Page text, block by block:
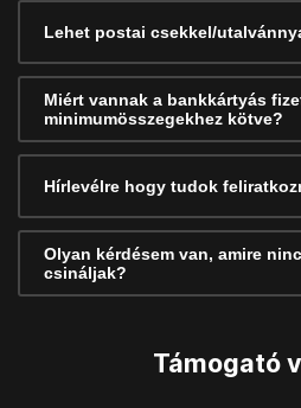
Lehet postai csekkel/
Miért vannak a bankkártyás
minimumösszegekhez kötve?
Hírlevélre hogy tudok
Olyan kérdésem van, amire
csináljak?
Támogató